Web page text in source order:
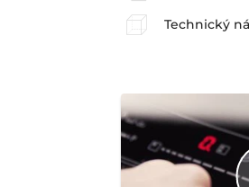
Technický